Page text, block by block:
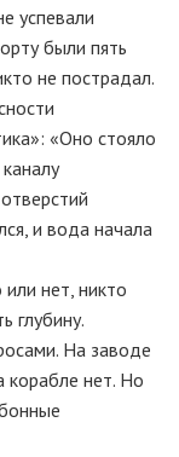
успевали
были пять
не пострадал.
«Оно стояло
и вода начала
нет, никто
глубину.
На заводе
корабле нет. Но